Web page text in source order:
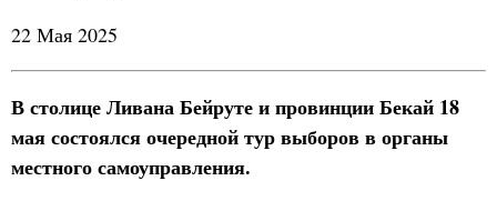
22 Мая 2025
В столице Ливана Бейруте и провинции Бекай 18
мая состоялся очередной тур выборов в органы
местного самоуправления.